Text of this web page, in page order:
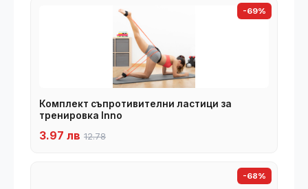
-69%
Комплект съпротивителни ластици за
тренировка Inno
3.97 лв 12.78
-68%